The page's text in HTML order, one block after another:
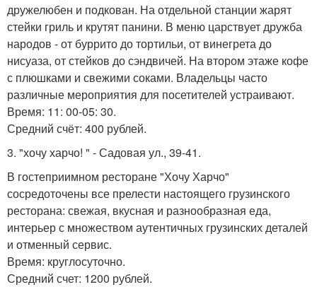
дружелюбен и подкован. На отдельной станции жарят
стейки гриль и крутят панини. В меню царствует дружба
народов - от буррито до тортильи, от винегрета до
нисуаза, от стейков до сэндвичей. На втором этаже кофе
с плюшками и свежими соками. Владельцы часто
различные мероприятия для посетителей устраивают.
Время: 11: 00-05: 30.
Средний счёт: 400 рублей.
3. "хочу харчо! " - Садовая ул., 39-41.
В гостеприимном ресторане "Хочу Харчо"
сосредоточены все прелести настоящего грузинского
ресторана: свежая, вкусная и разнообразная еда,
интерьер с множеством аутентичных грузинских деталей
и отменный сервис.
Время: круглосуточно.
Средний счет: 1200 рублей.